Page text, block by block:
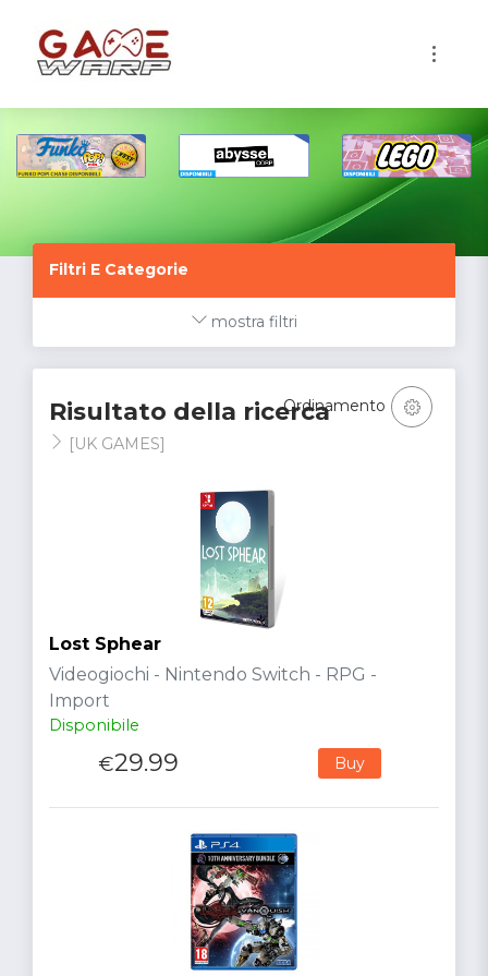
Filtri E Categorie
mostra filtri
Risultato della ricerca
[UK GAMES]
Ordinamento
Lost Sphear
Videogiochi - Nintendo Switch - RPG -
Import
Disponibile
€29.99 Buy